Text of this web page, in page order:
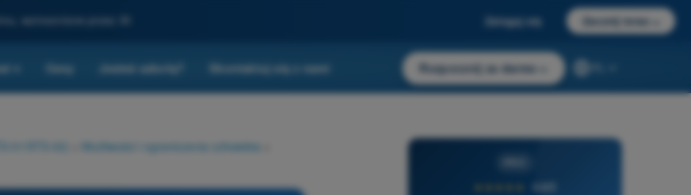
wzmocnione przez AI Zaloguj się Zacznij teraz
Ceny Jesteś szkołą? Skontaktuj się z nami Rozpocznij za darmo
01/STS-02) Możliwości i ograniczenia człowieka
4,6/5